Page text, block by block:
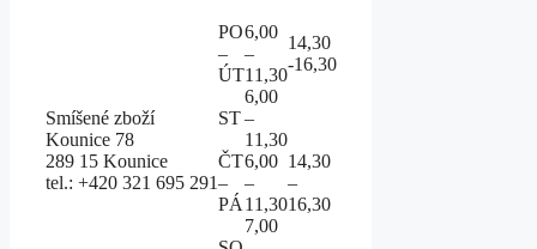
Smíšené zboží
Kounice 78
289 15 Kounice
tel.: +420 321 695 291
PO
–
ÚT
6,00
–
11,30
14,30
-16,30
ST
6,00
–
11,30
ČT
–
PÁ
6,00
–
11,30
14,30
–
16,30
7,00